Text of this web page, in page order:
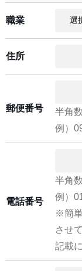
職業
住所
郵便番号
半角
例）
電話番号
半角
例）
※簡
させ
記載